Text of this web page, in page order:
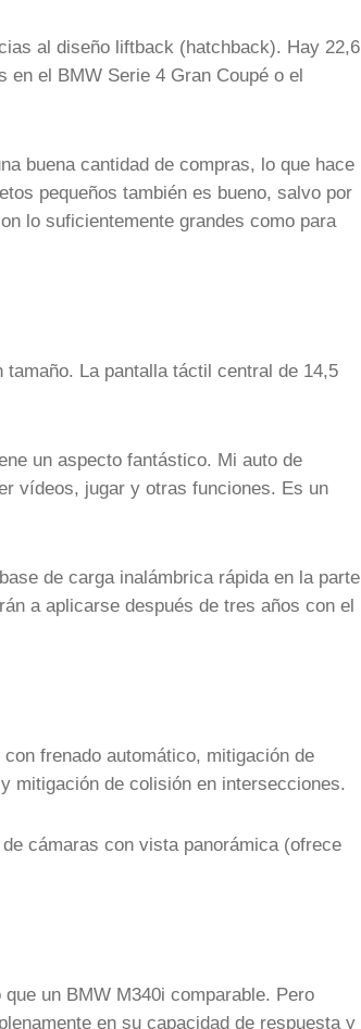
al diseño liftback (hatchback). Hay 22,6
en el BMW Serie 4 Gran Coupé o el
buena cantidad de compras, lo que hace
pequeños también es bueno, salvo por
lo suficientemente grandes como para
La pantalla táctil central de 14,5
un aspecto fantástico. Mi auto de
vídeos, jugar y otras funciones. Es un
de carga inalámbrica rápida en la parte
a aplicarse después de tres años con el
frenado automático, mitigación de
mitigación de colisión en intersecciones.
cámaras con vista panorámica (ofrece
un BMW M340i comparable. Pero
en su capacidad de respuesta y